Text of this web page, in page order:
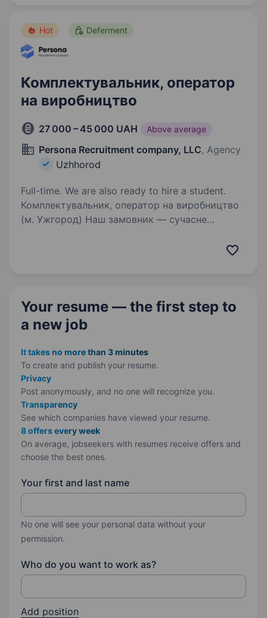
Hot Deferment
Комплектувальник, оператор
на виробництво
27 000 – 45 000 UAH Above average
Persona Recruitment company, LLC, Agency
Uzhhorod
Full-time. We are also ready to hire a student.
Комплектувальник, оператор на виробництво
(м. Ужгород) Наш замовник — сучасне
Your resume — the first step to
a new job
It takes no more than 3 minutes
To create and publish your resume.
Privacy
Post anonymously, and no one will recognize you.
Transparency
See which companies have viewed your resume.
8 offers every week
On average, jobseekers with resumes receive offers and
choose the best ones.
Your first and last name
No one will see your personal data without your
permission.
Who do you want to work as?
Add position